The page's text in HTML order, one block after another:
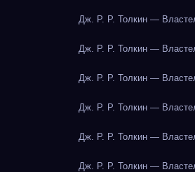
Дж. Р. Р. Толкин —
Дж. Р. Р. Толкин —
Дж. Р. Р. Толкин —
Дж. Р. Р. Толкин —
Дж. Р. Р. Толкин —
Дж. Р. Р. Толкин —